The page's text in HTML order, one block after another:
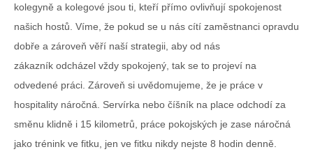
kolegyně a kolegové jsou ti, kteří přímo ovlivňují spokojenost
našich hostů. Víme, že pokud se u nás cítí zaměstnanci opravdu
dobře a zároveň věří naší strategii, aby od nás
zákazník odcházel vždy spokojený, tak se to projeví na
odvedené práci. Zároveň si uvědomujeme, že je práce v
hospitality náročná. Servírka nebo číšník na place odchodí za
směnu klidně i 15 kilometrů, práce pokojských je zase náročná
jako trénink ve fitku, jen ve fitku nikdy nejste 8 hodin denně.